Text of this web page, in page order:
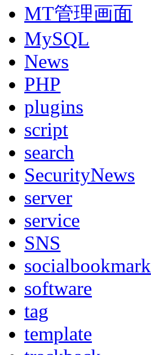
MT管理画面
MySQL
News
PHP
plugins
script
search
SecurityNews
server
service
SNS
socialbookmark
software
tag
template